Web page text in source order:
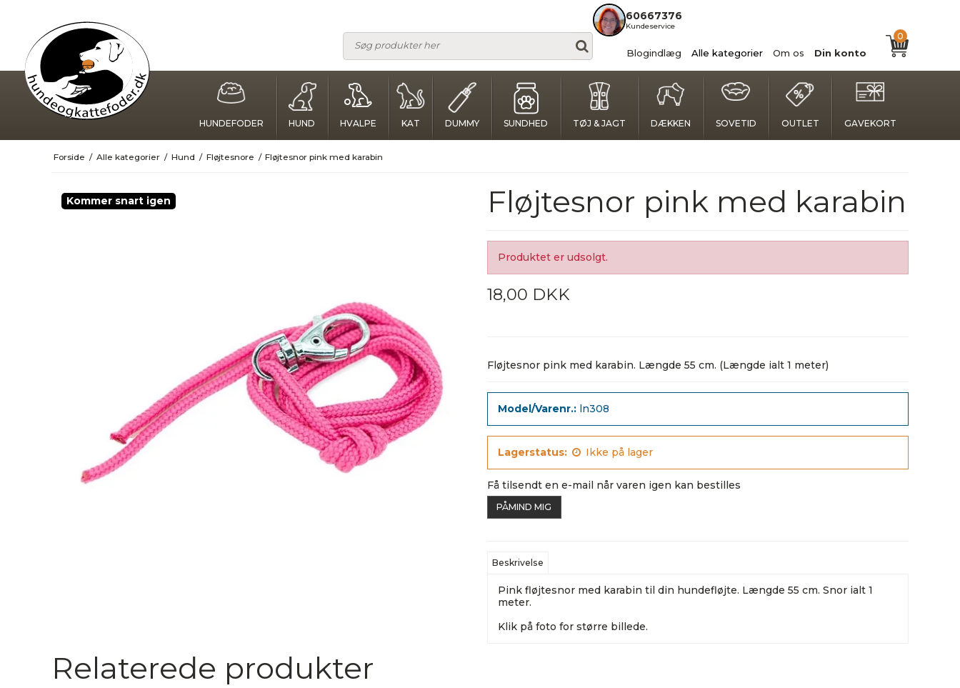
60667376
Kundeservice
Blogindlæg Alle kategorier Om os Din konto
0
HUNDEFODER HUND HVALPE KAT DUMMY SUNDHED TØJ & JAGT DÆKKEN SOVETID OUTLET GAVEKORT
Forside / Alle kategorier / Hund / Fløjtesnore / Fløjtesnor pink med karabin
Kommer snart igen Fløjtesnor pink med karabin
Produktet er udsolgt.
18,00 DKK
Fløjtesnor pink med karabin. Længde 55 cm. (Længde ialt 1 meter)
Model/Varenr.: ln308
Lagerstatus: Ikke på lager
Få tilsendt en e-mail når varen igen kan bestilles
PÅMIND MIG
Beskrivelse
Pink fløjtesnor med karabin til din hundefløjte. Længde 55 cm. Snor ialt 1
meter.
Klik på foto for større billede.
Relaterede produkter